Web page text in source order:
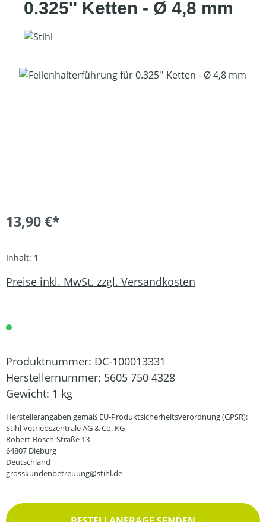
0.325'' Ketten - Ø 4,8 mm
Bildergalerie überspringen
13,90 €*
Inhalt: 1
Preise inkl. MwSt. zzgl. Versandkosten
Produktnummer: DC-100013331
Herstellernummer: 5605 750 4328
Gewicht: 1 kg
Herstellerangaben gemäß EU-Produktsicherheitsverordnung (GPSR):
Stihl Vetriebszentrale AG & Co. KG
Robert-Bosch-Straße 13
64807 Dieburg
Deutschland
grosskundenbetreuung@stihl.de